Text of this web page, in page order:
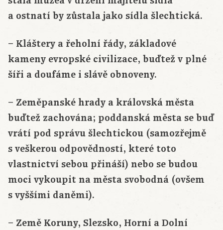
a ostnatí by zůstala jako sídla šlechtická.
– Kláštery a řeholní řády, základové
kameny evropské civilizace, buďtež v plné
šíři a doufáme i slávě obnoveny.
– Zeměpanské hrady a královská města
buďtež zachována; poddanská města se buď
vrátí pod správu šlechtickou (samozřejmě
s veškerou odpovědností, které toto
vlastnictví sebou přináší) nebo se budou
moci vykoupit na města svobodná (ovšem
s vyššími daněmi).
– Země Koruny, Slezsko, Horní a Dolní